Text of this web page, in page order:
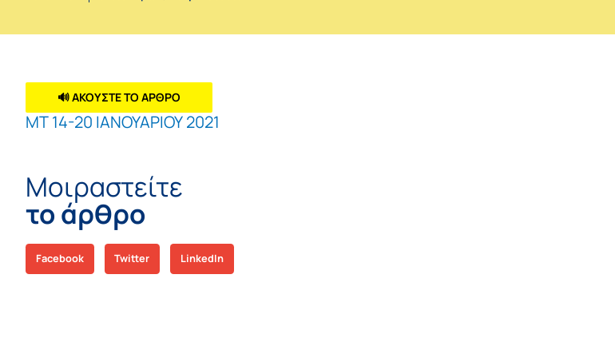
🔊 ΑΚΟΥΣΤΕ ΤΟ ΑΡΘΡΟ
ΜΤ 14-20 ΙΑΝΟΥΑΡΙΟΥ 2021
Μοιραστείτε
το άρθρο
Facebook Twitter LinkedIn